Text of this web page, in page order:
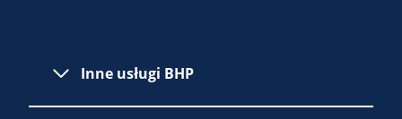
Inne usługi BHP